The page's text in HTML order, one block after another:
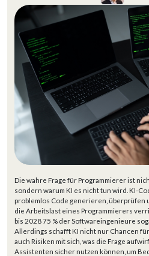
Die wahre Frage für Programmierer ist
sondern warum KI es nicht tun wird. KI-
problemlos Code generieren, überprüfen
die Arbeitslast eines Programmierers
bis 2028 75 % der Softwareingenieure
Allerdings schafft KI nicht nur Chancen
auch Risiken mit sich, was die Frage
Assistenten sicher nutzen können, um